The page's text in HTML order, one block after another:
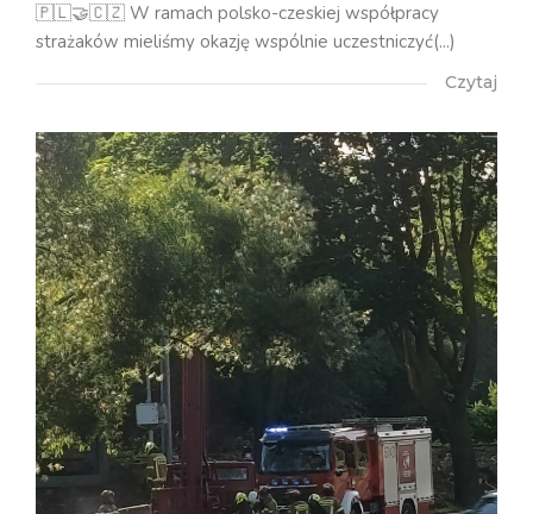
🇵🇱🤝🇨🇿 W ramach polsko-czeskiej współpracy
strażaków mieliśmy okazję wspólnie uczestniczyć(...)
Czytaj